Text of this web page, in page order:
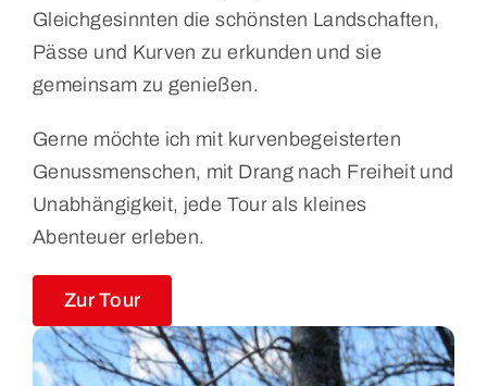
Gleichgesinnten die schönsten Landschaften,
Pässe und Kurven zu erkunden und sie
gemeinsam zu genießen.
Gerne möchte ich mit kurvenbegeisterten
Genussmenschen, mit Drang nach Freiheit und
Unabhängigkeit, jede Tour als kleines
Abenteuer erleben.
Zur Tour